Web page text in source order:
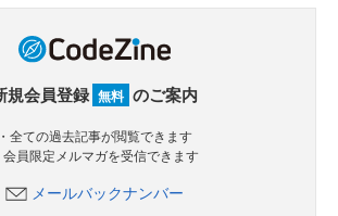
規会員登録 無料 のご案内
・全ての過去記事が閲覧できます
会員限定メルマガを受信できます
メールバックナンバー